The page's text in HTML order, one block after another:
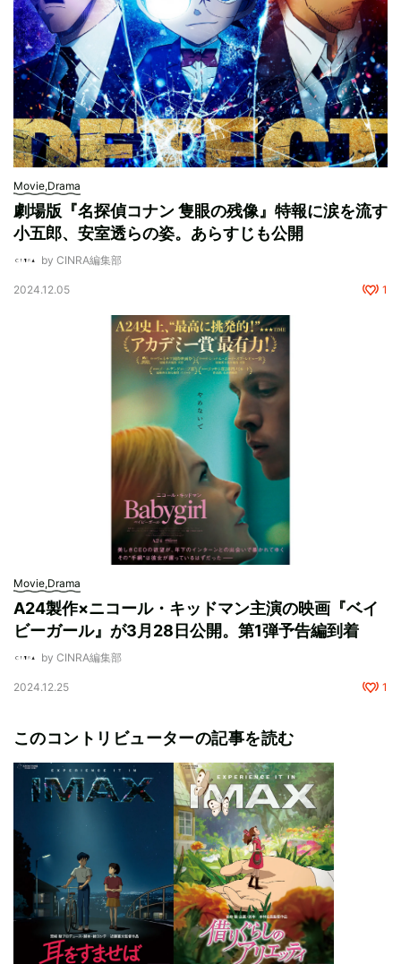
Movie,Drama
劇場版『名探偵コナン 隻眼の残像』特報に涙を流す
小五郎、安室透らの姿。あらすじも公開
by CINRA編集部
2024.12.05 1
Movie,Drama
A24製作×ニコール・キッドマン主演の映画『ベイ
ビーガール』が3月28日公開。第1弾予告編到着
by CINRA編集部
2024.12.25 1
このコントリビューターの記事を読む